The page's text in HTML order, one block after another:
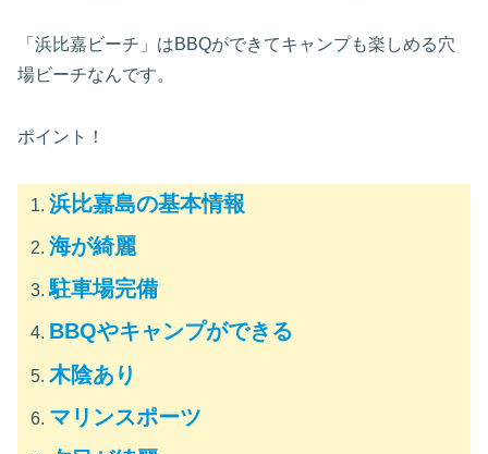
「浜比嘉ビーチ」はBBQができてキャンプも楽しめる穴
場ビーチなんです。
ポイント！
浜比嘉島の基本情報
海が綺麗
駐車場完備
BBQやキャンプができる
木陰あり
マリンスポーツ